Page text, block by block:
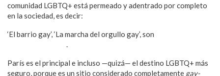
comunidad LGBTQ+ está permeado y adentrado por completo
en la sociedad, es decir:
‘El barrio gay’, ‘La marcha del orgullo gay’, son
.
París es el principal e incluso —quizá— el destino LGBTQ+ más
seguro, porque es un sitio considerado completamente gay-